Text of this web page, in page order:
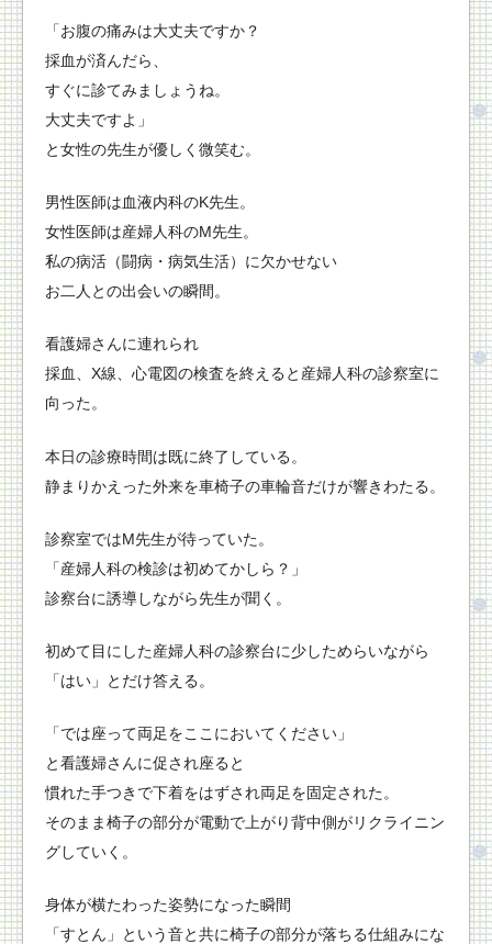
「お腹の痛みは大丈夫ですか？
採血が済んだら、
すぐに診てみましょうね。
大丈夫ですよ」
と女性の先生が優しく微笑む。
男性医師は血液内科のK先生。
女性医師は産婦人科のM先生。
私の病活（闘病・病気生活）に欠かせない
お二人との出会いの瞬間。
看護婦さんに連れられ
採血、X線、心電図の検査を終えると産婦人科の診察室に
向った。
本日の診療時間は既に終了している。
静まりかえった外来を車椅子の車輪音だけが響きわたる。
診察室ではM先生が待っていた。
「産婦人科の検診は初めてかしら？」
診察台に誘導しながら先生が聞く。
初めて目にした産婦人科の診察台に少しためらいながら
「はい」とだけ答える。
「では座って両足をここにおいてください」
と看護婦さんに促され座ると
慣れた手つきで下着をはずされ両足を固定された。
そのまま椅子の部分が電動で上がり背中側がリクライニン
グしていく。
身体が横たわった姿勢になった瞬間
「すとん」という音と共に椅子の部分が落ちる仕組みにな